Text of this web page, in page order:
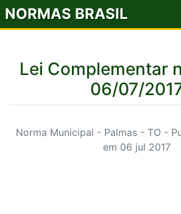
NORMAS BRASIL
Lei Complementar
06/07/
Norma Municipal - Palmas - TO -
em 06 jul 2017